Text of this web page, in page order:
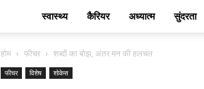
शिक्षा
पत्रिका
स्वास्थ्य कैरियर अध्यात्म सुंदरता
होम फीचर शब्दों का बोझ, अंतर मन की हलचल
फीचर विशेष शोकेस